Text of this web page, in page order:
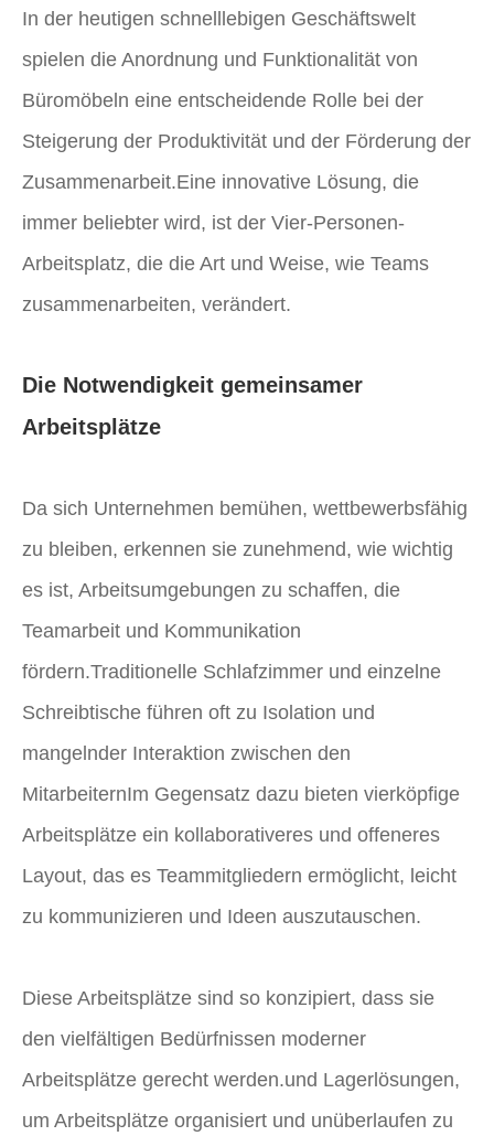
In der heutigen schnelllebigen Geschäftswelt
spielen die Anordnung und Funktionalität von
Büromöbeln eine entscheidende Rolle bei der
Steigerung der Produktivität und der Förderung der
Zusammenarbeit.Eine innovative Lösung, die
immer beliebter wird, ist der Vier-Personen-
Arbeitsplatz, die die Art und Weise, wie Teams
zusammenarbeiten, verändert.
Die Notwendigkeit gemeinsamer
Arbeitsplätze
Da sich Unternehmen bemühen, wettbewerbsfähig
zu bleiben, erkennen sie zunehmend, wie wichtig
es ist, Arbeitsumgebungen zu schaffen, die
Teamarbeit und Kommunikation
fördern.Traditionelle Schlafzimmer und einzelne
Schreibtische führen oft zu Isolation und
mangelnder Interaktion zwischen den
MitarbeiternIm Gegensatz dazu bieten vierköpfige
Arbeitsplätze ein kollaborativeres und offeneres
Layout, das es Teammitgliedern ermöglicht, leicht
zu kommunizieren und Ideen auszutauschen.
Diese Arbeitsplätze sind so konzipiert, dass sie
den vielfältigen Bedürfnissen moderner
Arbeitsplätze gerecht werden.und Lagerlösungen,
um Arbeitsplätze organisiert und unüberlaufen zu